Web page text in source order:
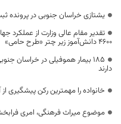
یشتازی خراسان جنوبی در پرونده
تقدیر مقام عالی وزارت از عملکرد
۴۶۰۰ دانش‌آموز زیر چتر «طرح حامی»
۱۸۵ بیمار هموفیلی در
دارند
خانواده را مهمترین رکن پیشگیری
موضوع میراث فرهنگی، امری